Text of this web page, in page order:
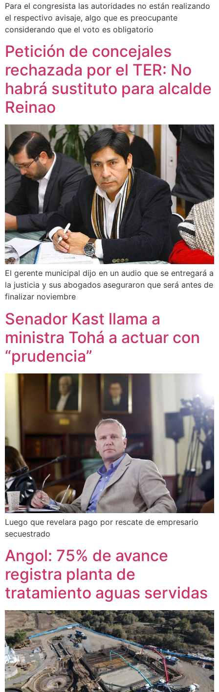
Para el congresista las autoridades no están realizando
el respectivo avisaje, algo que es preocupante
considerando que el voto es obligatorio
Petición de concejales
rechazada por el TER: No
habrá sustituto para alcalde
Reinao
El gerente municipal dijo en un audio que se entregará a
la justicia y sus abogados aseguraron que será antes de
finalizar noviembre
Senador Kast llama a
ministra Tohá a actuar con
“prudencia”
Luego que revelara pago por rescate de empresario
secuestrado
Angol: 75% de avance
registra planta de
tratamiento aguas servidas